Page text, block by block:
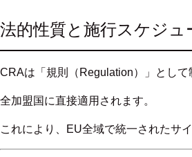
法的性質と施行スケジュ
CRAは「規則（Regulation）」とし
全加盟国に直接適用されます。
これにより、EU全域で統一されたサ